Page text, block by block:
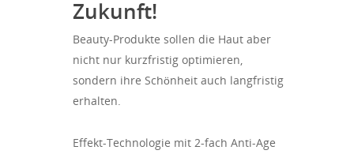
Zukunft!
Beauty-Produkte sollen die Haut aber
nicht nur kurzfristig optimieren,
sondern ihre Schönheit auch langfristig
erhalten.
Effekt-Technologie mit 2-fach Anti-Age